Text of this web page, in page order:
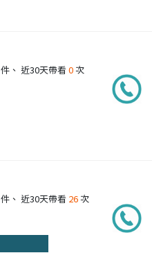
件、 近30天帶看0次
件、 近30天帶看 26次